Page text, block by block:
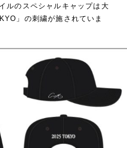
ルのスペシャルキャップは大
」の刺繍が施されていま